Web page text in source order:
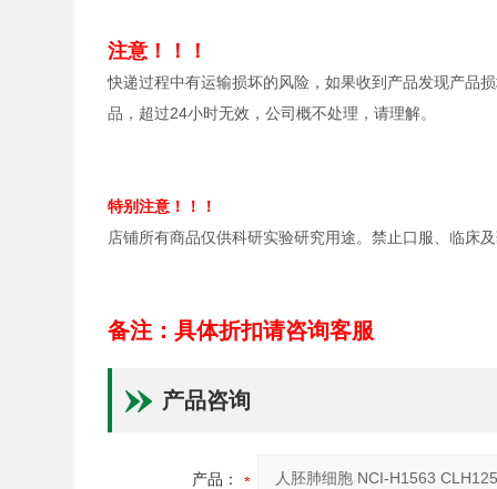
注意！！！
快递过程中有运输损坏的风险，如果收到产品发现产品
品，超过24小时无效，公司概不处理，请理解。
特别注意！！！
店铺所有商品仅供科研实验研究用途。禁止口服、临床
备注：具体折扣请咨询客服
产品咨询
产品：